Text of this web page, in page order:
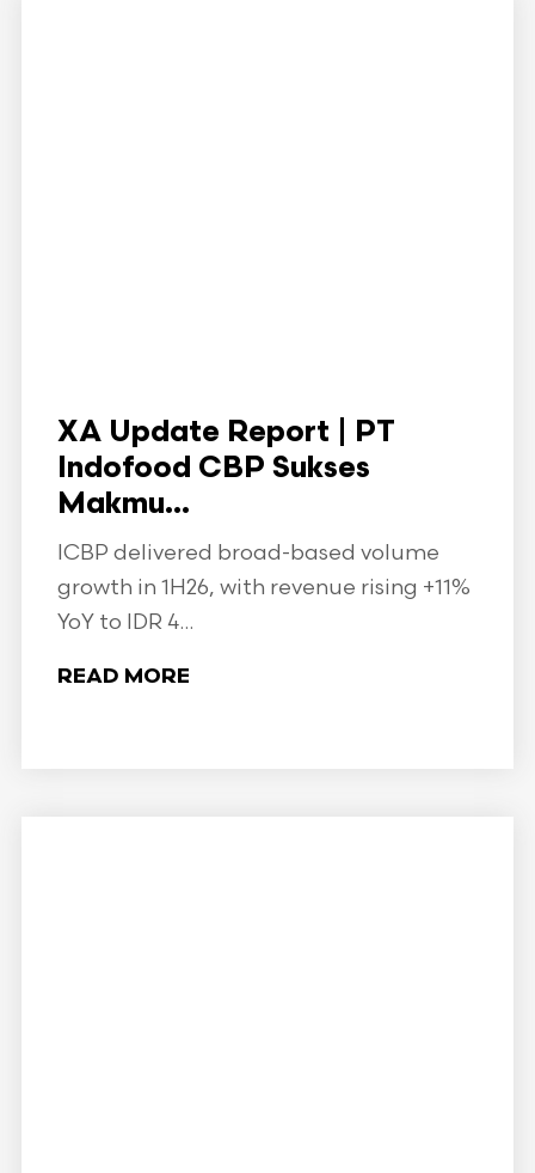
XA Update Report | PT
Indofood CBP Sukses
Makmu...
ICBP delivered broad-based volume
growth in 1H26, with revenue rising +11%
YoY to IDR 4...
READ MORE